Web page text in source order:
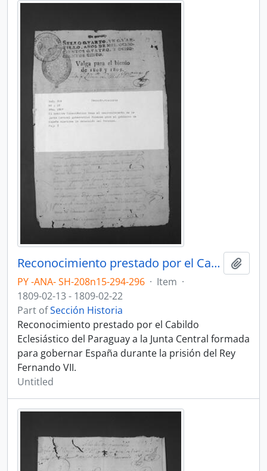
Reconocimiento prestado por el Cabildo Eclesiástico del Paraguay a la Junta Central formada para gobernar España durante la prisión del Rey Fernando VII.
PY -ANA- SH-208n15-294-296 · Item ·
1809-02-13 - 1809-02-22
Part ofSección Historia
Reconocimiento prestado por el Cabildo
Eclesiástico del Paraguay a la Junta Central formada
para gobernar España durante la prisión del Rey
Fernando VII.
Untitled